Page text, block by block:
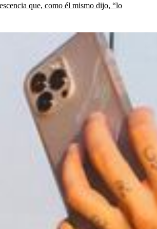
que, como él mismo dijo, “lo